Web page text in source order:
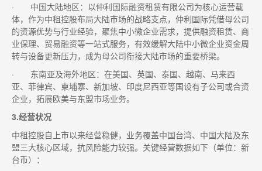
· 中国大陆地区：以仲利国际融资租赁有限公司为核心运营载
体，作为中租控股布局大陆市场的战略支点，仲利国际凭借母公司
的资源优势与行业经验，聚焦中小微企业需求，提供融资租赁、商
业保理、贸易融资等一站式服务，有效缓解大陆中小微企业资金周
转与设备更新压力，成为母公司衔接大陆市场的重要桥梁。
· 东南亚及海外地区：在美国、英国、泰国、越南、马来西
亚、菲律宾、柬埔寨、新加坡、印度尼西亚等国设有子公司或合资
企业，拓展欧美与东盟市场业务。
3.经营状况
中租控股自上市以来经营稳健，业务覆盖中国台湾、中国大陆及东
盟三大核心区域，抗风险能力较强。关键经营数据如下（单位：新
台币）：